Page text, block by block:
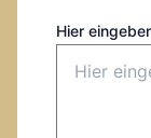
Hier